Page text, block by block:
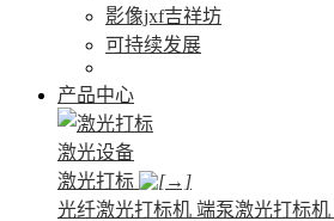
影像jxf吉祥坊
可持续发展
产品中心
激光设备
激光打标
光纤激光打标机 端泵激光打标机